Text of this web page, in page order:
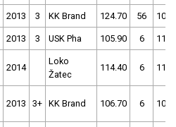
2013 3 KK Brand 124.70 56
2013 3 USK Pha 105.90 6
2014
Loko
Žatec
114.40 6
2013 3+ KK Brand 106.70 6